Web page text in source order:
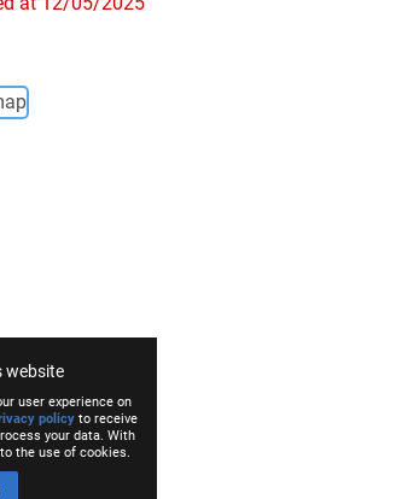
website
user experience on
policy to receive
your data. With
the use of cookies.